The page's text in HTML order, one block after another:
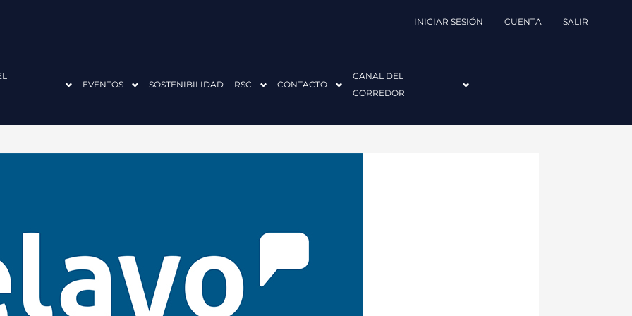
INICIAR SESIÓN CUENTA SALIR
EVENTOS SOSTENIBILIDAD RSC CONTACTO
CANAL DEL
CORREDOR